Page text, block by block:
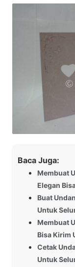
Baca Juga:
Membuat
Elegan
Buat
Untuk
Membuat
Bisa Kirim
Cetak
Untuk